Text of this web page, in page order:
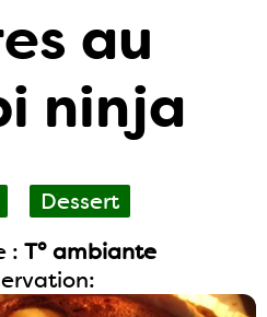
au
ninja
Dessert
: T° ambiante